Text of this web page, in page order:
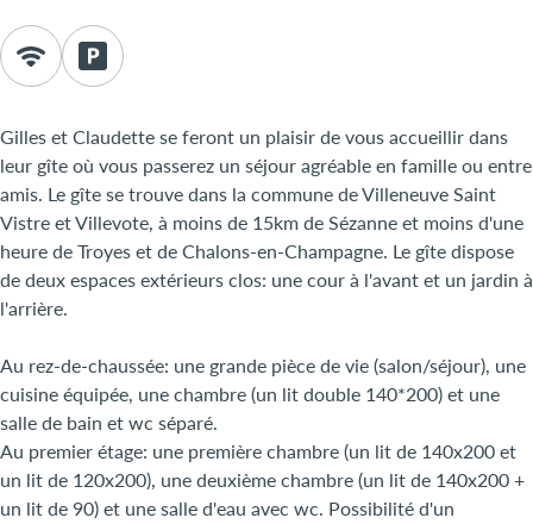
Gilles et Claudette se feront un plaisir de vous accueillir dans
leur gîte où vous passerez un séjour agréable en famille ou entre
amis. Le gîte se trouve dans la commune de Villeneuve Saint
Vistre et Villevote, à moins de 15km de Sézanne et moins d'une
heure de Troyes et de Chalons-en-Champagne. Le gîte dispose
de deux espaces extérieurs clos: une cour à l'avant et un jardin à
l'arrière.
Au rez-de-chaussée: une grande pièce de vie (salon/séjour), une
cuisine équipée, une chambre (un lit double 140*200) et une
salle de bain et wc séparé.
Au premier étage: une première chambre (un lit de 140x200 et
un lit de 120x200), une deuxième chambre (un lit de 140x200 +
un lit de 90) et une salle d'eau avec wc. Possibilité d'un